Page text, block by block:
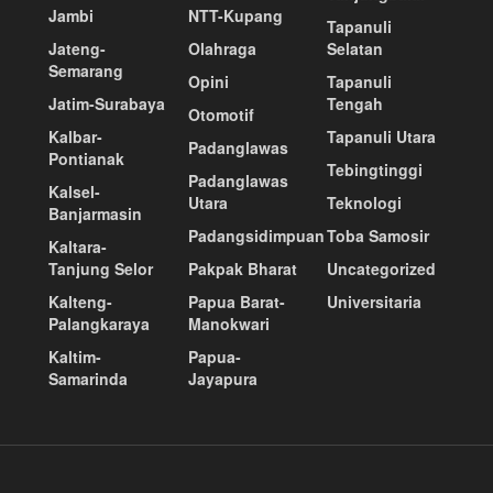
Jambi
Jateng-
Semarang
Jatim-Surabaya
Kalbar-
Pontianak
Kalsel-
Banjarmasin
Kaltara-
Tanjung Selor
Kalteng-
Palangkaraya
Kaltim-
Samarinda
NTT-Kupang
Olahraga
Opini
Otomotif
Padanglawas
Padanglawas
Utara
Padangsidimpuan
Pakpak Bharat
Papua Barat-
Manokwari
Papua-
Jayapura
Tapanuli
Selatan
Tapanuli
Tengah
Tapanuli Utara
Tebingtinggi
Teknologi
Toba Samosir
Uncategorized
Universitaria